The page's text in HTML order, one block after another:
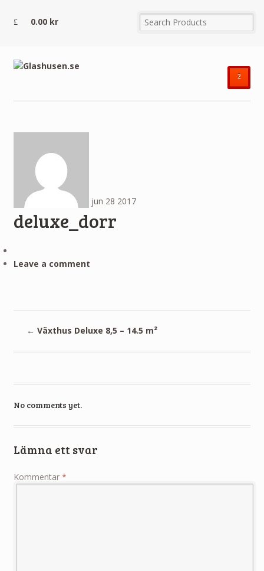
0.00 kr
²
jun 28 2017
deluxe_dorr
Leave a comment
← Växthus Deluxe 8,5 – 14.5 m²
No comments yet.
Lämna ett svar
Kommentar *